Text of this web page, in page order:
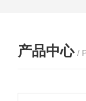
产品中心 /